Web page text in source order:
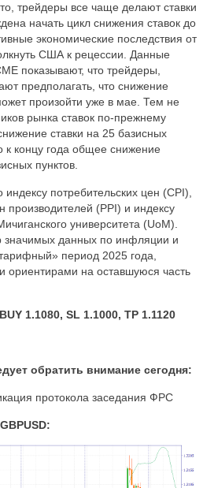
трейдеры все чаще делают ставки
начать цикл снижения ставок до
экономические последствия от
США к рецессии. Данные
показывают, что трейдеры,
предполагать, что снижение
произойти уже в мае. Тем не
рынка ставок по-прежнему
ставки на 25 базисных
к концу года общее снижение
пунктов.
потребительских цен (CPI),
производителей (PPI) и индексу
университета (UoM).
значимых данных по инфляции и
период 2025 года,
ориентирами на оставшуюся часть
BUY 1.1080, SL 1.1000, TP 1.1120
обратить внимание сегодня:
протокола заседания ФРС
GBPUSD: